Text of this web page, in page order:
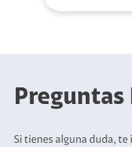
Preguntas
Si tienes alguna duda,